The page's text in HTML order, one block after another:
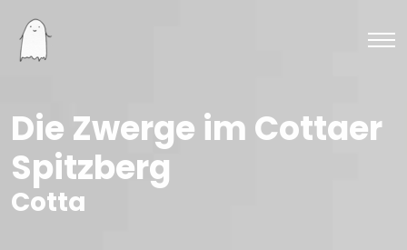
Die Zwerge im Cottaer
Spitzberg
Cotta